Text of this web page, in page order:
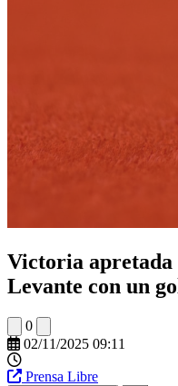
Victoria apretada
Levante con un
0
02/11/2025 09:11
Prensa Libre